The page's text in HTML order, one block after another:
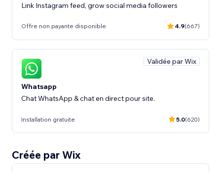
Link Instagram feed, grow social media followers
Offre non payante disponible 4.9(667)
Validée par Wix
Whatsapp
Chat WhatsApp & chat en direct pour site.
Installation gratuite 5.0(620)
Créée par Wix